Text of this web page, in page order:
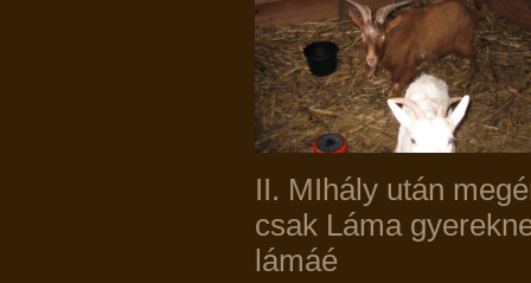
II. MIhály után
csak Láma
lámáé